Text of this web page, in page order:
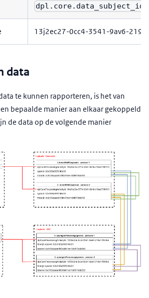
dpl.core.data_subject_id
13j2ec27-0cc4-3541-9av6-
data
te kunnen rapporteren, is het van
bepaalde manier aan elkaar gekoppeld
de data op de volgende manier